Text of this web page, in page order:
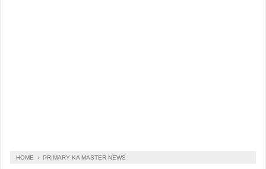
HOME › PRIMARY KA MASTER NEWS